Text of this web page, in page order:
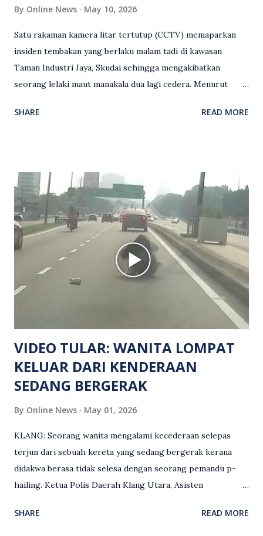
By Online News May 10, 2026
Satu rakaman kamera litar tertutup (CCTV) memaparkan
insiden tembakan yang berlaku malam tadi di kawasan
Taman Industri Jaya, Skudai sehingga mengakibatkan
seorang lelaki maut manakala dua lagi cedera. Menurut
kejadian berlaku sekitar jam 11 malam dan pihak polis
hiburan di kawasan berkenaan. Seorang mangsa disahkan
meninggal dunia di lokasi kejadian akibat terkena tembakan,
manakala seorang lagi mangsa mengalami kecederaan.
Turut dipercayai terdapat seorang lagi individu cedera
namun identitinya masih belum dikenal pasti selepas dibawa
keluar dari lokasi oleh kenalannya. Polis kini sedang giat
mengesan dua suspek yang masih bebas bagi membantu
siasatan lanjut. Kes disiasat mengikut Seksyen 302 Kanun
Keseksaan kerana membunuh. Orang ramai yang mempunyai
maklumat diminta t...
SHARE READ MORE
VIDEO TULAR: WANITA LOMPAT
KELUAR DARI KENDERAAN
SEDANG BERGERAK
By Online News May 01, 2026
KLANG: Seorang wanita mengalami kecederaan selepas
terjun dari sebuah kereta yang sedang bergerak kerana
didakwa berasa tidak selesa dengan seorang pemandu p-
hailing. Ketua Polis Daerah Klang Utara, Asisten
(2 Mei), berkata pemandu berusia 47 tahun itu telah
SHARE READ MORE